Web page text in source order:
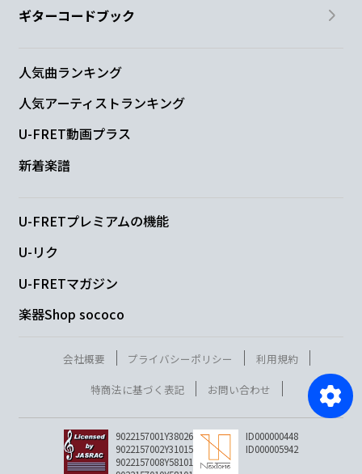
ギターコードブック
人気曲ランキング
人気アーティストランキング
U-FRET動画プラス
新着楽譜
U-FRETプレミアムの機能
U-リク
U-FRETマガジン
楽器Shop sococo
会社概要 プライバシーポリシー
利用規約
特商法に基づく表記
お問い合わせ
9022157001Y38026
9022157002Y31015
9022157008Y58101
ID000000448
ID000005942